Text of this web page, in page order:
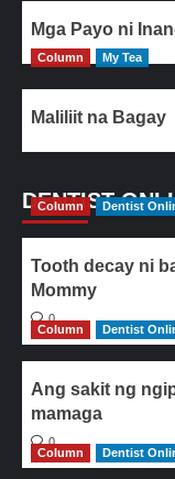
Mga Payo ni
Column My Tea
Maliliit na Bagay
DENTIST
Column Dentist
Tooth decay ni
Mommy
0
Column
Dentist
Ang sakit ng
mamaga
0
Column
Dentist